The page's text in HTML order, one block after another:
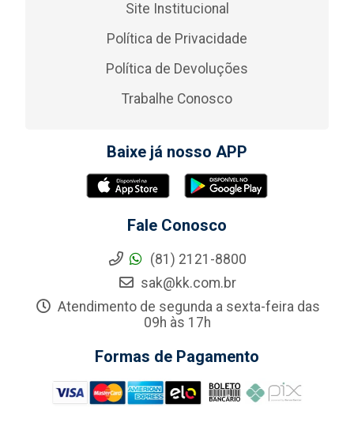
Site Institucional
Política de Privacidade
Política de Devoluções
Trabalhe Conosco
Baixe já nosso APP
Fale Conosco
(81) 2121-8800
sak@kk.com.br
Atendimento de segunda a sexta-feira das
09h às 17h
Formas de Pagamento